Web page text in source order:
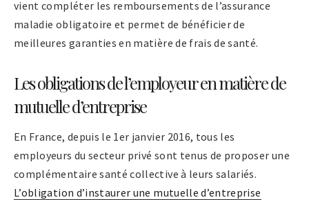
vient compléter les remboursements de l’assurance
maladie obligatoire et permet de bénéficier de
meilleures garanties en matière de frais de santé.
Les obligations de l’employeur en matière de
mutuelle d’entreprise
En France, depuis le 1er janvier 2016, tous les
employeurs du secteur privé sont tenus de proposer une
complémentaire santé collective à leurs salariés.
L’obligation d’instaurer une mutuelle d’entreprise